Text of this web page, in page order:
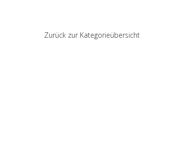
Zurück zur Kategorieübersicht